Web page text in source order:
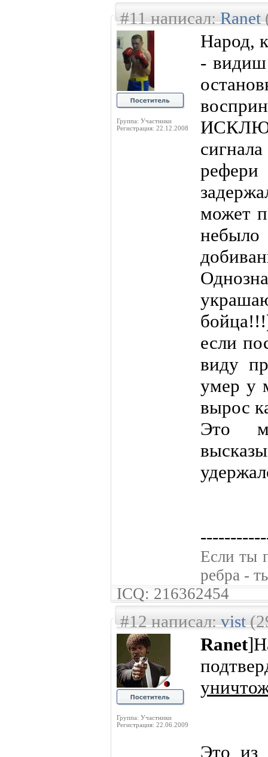
#11 написал:Ranet
Группа: Участники
Регистрация: 22.12.2008
Народ,
- видиш
может
если
виду
умер у
вырос
Это
Если ты
ребра -
ICQ: 216362454
#12 написал:vist
Группа: Участники
Регистрация: 22.06.2009
Ranet
Это из